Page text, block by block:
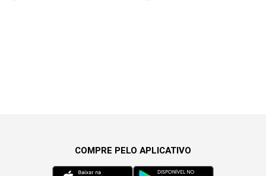
COMPRE PELO APLICATIVO